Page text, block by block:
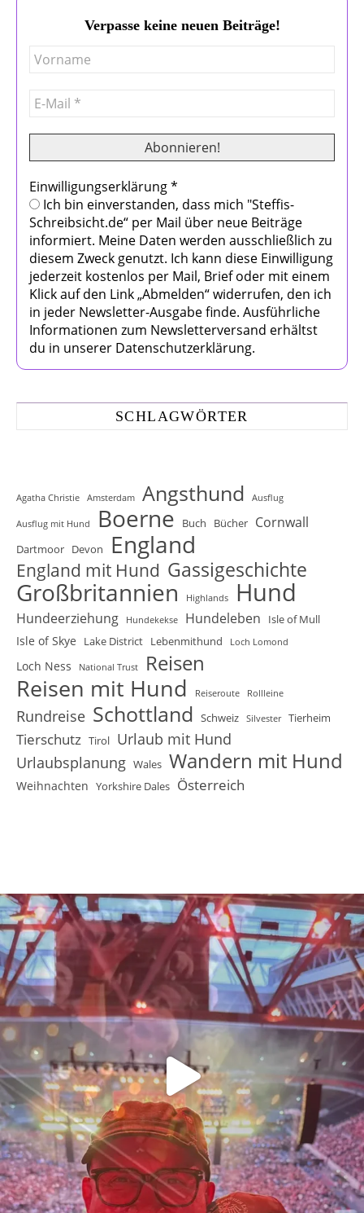
Verpasse keine neuen Beiträge!
Einwilligungserklärung*
Ich bin einverstanden, dass mich "Steffis-
Schreibsicht.de“ per Mail über neue Beiträge
informiert. Meine Daten werden ausschließlich zu
diesem Zweck genutzt. Ich kann diese Einwilligung
jederzeit kostenlos per Mail, Brief oder mit einem
Klick auf den Link „Abmelden“ widerrufen, den ich
in jeder Newsletter-Ausgabe finde. Ausführliche
Informationen zum Newsletterversand erhältst
du in unserer Datenschutzerklärung.
SCHLAGWÖRTER
Agatha Christie Amsterdam Angsthund Ausflug
Ausflug mit Hund Boerne Buch Bücher Cornwall
Dartmoor Devon England
England mit Hund Gassigeschichte
Großbritannien Highlands Hund
Hundeerziehung Hundekekse Hundeleben Isle of Mull
Isle of Skye Lake District Lebenmithund Loch Lomond
Loch Ness National Trust Reisen
Reisen mit Hund Reiseroute Rollleine
Rundreise Schottland Schweiz Silvester Tierheim
Tierschutz Tirol Urlaub mit Hund
Urlaubsplanung Wales Wandern mit Hund
Weihnachten Yorkshire Dales Österreich